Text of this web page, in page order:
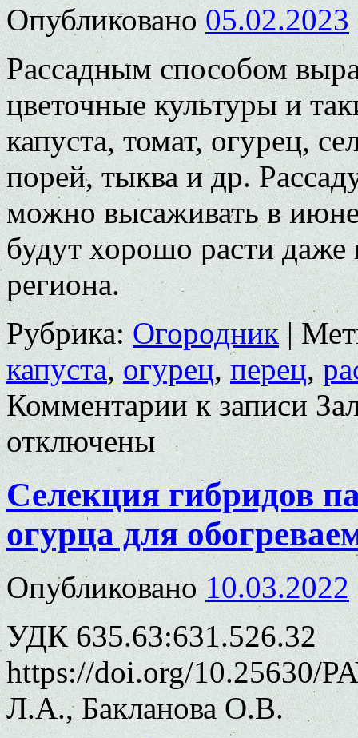
Опубликовано 05.02.2023
Рассадным способом
цветочные культуры и
капуста, томат, огурец,
порей, тыква и др.
можно высаживать в
будут хорошо расти даже
региона.
Рубрика: Огородник |
капуста,огурец,перец,
Комментариик записи
отключены
Селекция гибридов
огурца для
Опубликовано 10.03.2022
УДК 635.63:631.526.32
https://doi.org/10.25630/
Л.А., Бакланова О.В.